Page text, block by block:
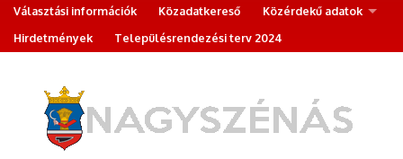
Választási információk
Közadatkereső
Közérdekű adatok
Hirdetmények
Településrendezési terv 2024